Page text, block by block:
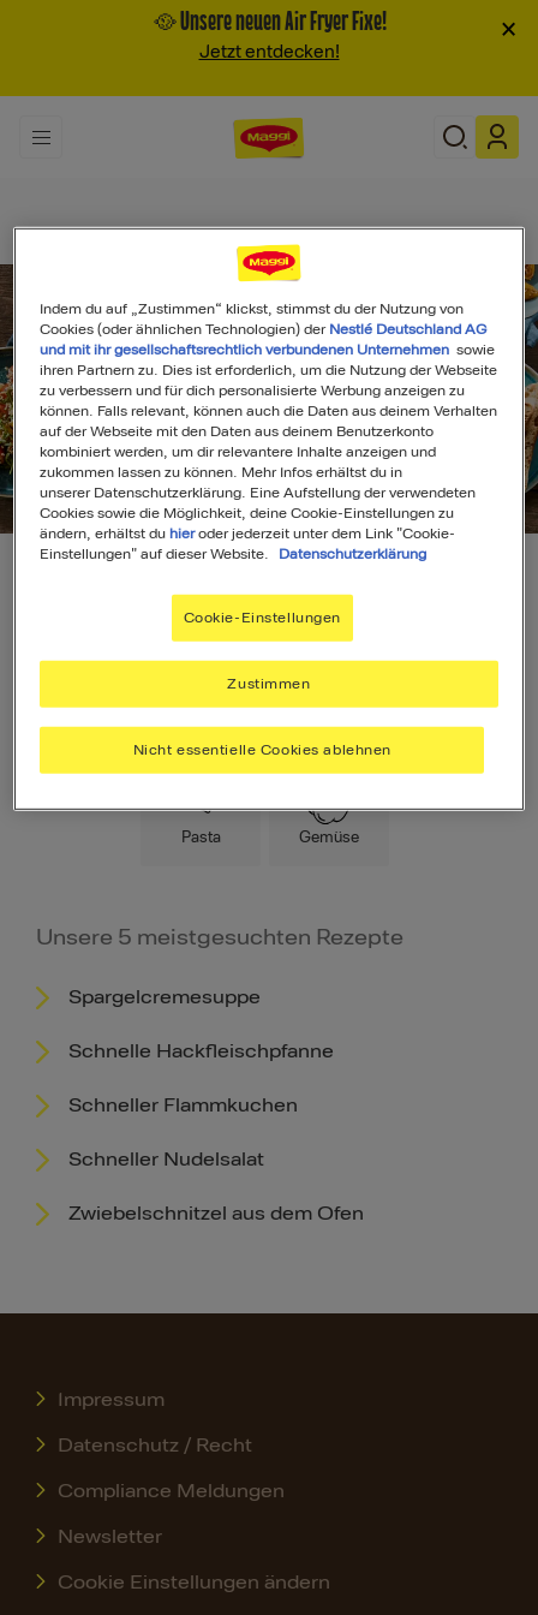
🥘 Unsere neuen Air Fryer Fixe!
Jetzt entdecken!
×
Search
Hauptspeise Fleisch Low Carb
Pasta Gemüse
Unsere 5 meistgesuchten Rezepte
Spargelcremesuppe
Schnelle Hackfleischpfanne
Schneller Flammkuchen
Schneller Nudelsalat
Zwiebelschnitzel aus dem Ofen
Impressum
Datenschutz / Recht
Compliance Meldungen
Newsletter
Cookie Einstellungen ändern
Indem du auf „Zustimmen“ klickst, stimmst du der Nutzung von
Cookies (oder ähnlichen Technologien) der Nestlé Deutschland AG
und mit ihr gesellschaftsrechtlich verbundenen Unternehmen sowie
ihren Partnern zu. Dies ist erforderlich, um die Nutzung der Webseite
zu verbessern und für dich personalisierte Werbung anzeigen zu
können. Falls relevant, können auch die Daten aus deinem Verhalten
auf der Webseite mit den Daten aus deinem Benutzerkonto
kombiniert werden, um dir relevantere Inhalte anzeigen und
zukommen lassen zu können. Mehr Infos erhältst du in
unserer Datenschutzerklärung. Eine Aufstellung der verwendeten
Cookies sowie die Möglichkeit, deine Cookie-Einstellungen zu
ändern, erhältst duhieroder jederzeit unter dem Link "Cookie-
Einstellungen" auf dieser Website.
Datenschutzerklärung
Cookie-Einstellungen
Nicht essentielle Cookies ablehnen
Zustimmen